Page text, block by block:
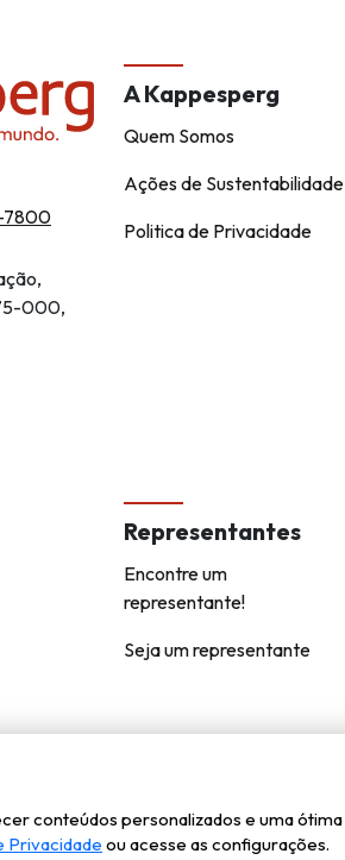
7800
000,
A Kappesperg
Quem Somos
Ações de Sustentabilidade
Politica de Privacidade
Representantes
Encontre um
representante!
Seja um representante
conteúdos personalizados e uma
Privacidade ou acesse as configurações.